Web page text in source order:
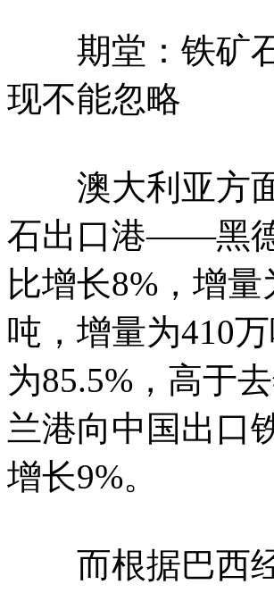
期堂：铁矿石
现不能忽略
澳大利亚方面
石出口港——黑
比增长8%，增
吨，增量为410
为85.5%，高于
兰港向中国出口
增长9%。
而根据巴西经